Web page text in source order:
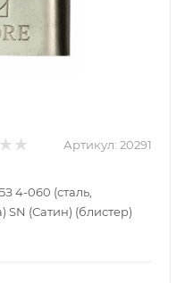
Артикул: 20291
4-060 (сталь,
(Сатин) (блистер)